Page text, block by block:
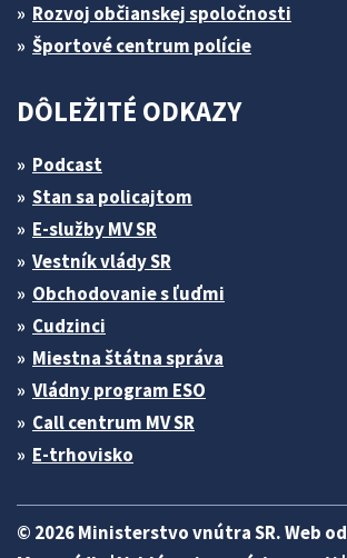
Rozvoj občianskej spoločnosti
Športové centrum polície
DÔLEŽITÉ ODKAZY
Podcast
Stan sa policajtom
E-služby MV SR
Vestník vlády SR
Obchodovanie s ľuďmi
Cudzinci
Miestna štátna správa
Vládny program ESO
Call centrum MV SR
E-trhovisko
© 2026 Ministerstvo vnútra SR. Web od